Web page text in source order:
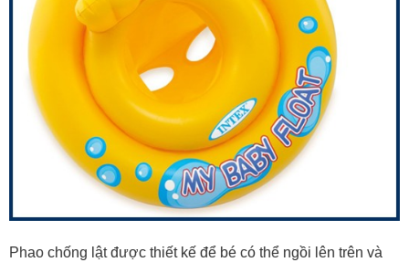
Phao chống lật được thiết kế để bé có thể ngồi lên trên và